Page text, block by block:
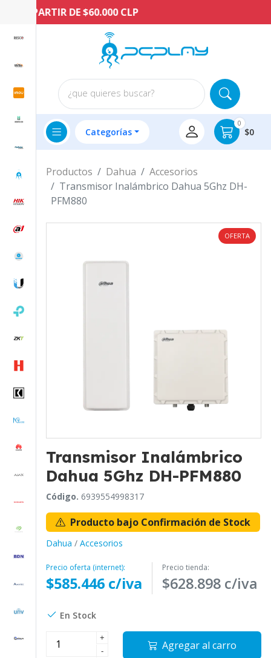
A PARTIR DE $60.000 CLP
¿que quieres buscar?
Categorías
0
$0
Productos Dahua
Accesorios
Transmisor Inalámbrico Dahua 5Ghz DH-
PFM880
OFERTA
Transmisor Inalámbrico
Dahua 5Ghz DH-PFM880
Código. 6939554998317
Producto bajo Confirmación de Stock
Dahua / Accesorios
Precio oferta (internet):
$585.446 c/iva
Precio tienda:
$628.898 c/iva
En Stock
+
-
Agregar al carro